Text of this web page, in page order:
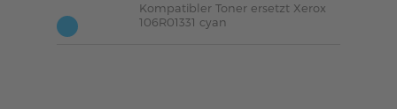
Kompatibler Toner ersetzt Xerox
106R01331 cyan